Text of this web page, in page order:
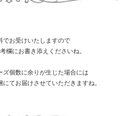
でお受けいたしますので
欄にお書き添えくださいね。
ズ個数に余りが生じた場合には
てお届けさせていただきますね。